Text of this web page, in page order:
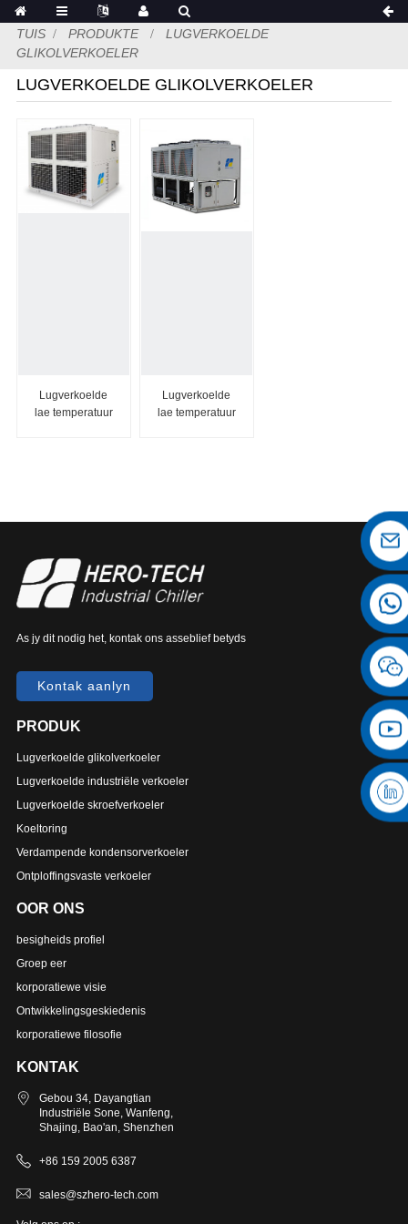
TUIS PRODUKTE
LUGVERKOELDE
GLIKOLVERKOELER
LUGVERKOELDE GLIKOLVERKOELER
Lugverkoelde
lae temperatuur
Lugverkoelde
lae temperatuur
As jy dit nodig het, kontak ons ​​asseblief betyds
Kontak aanlyn
PRODUK
Lugverkoelde glikolverkoeler
Lugverkoelde industriële verkoeler
Lugverkoelde skroefverkoeler
Koeltoring
Verdampende kondensorverkoeler
Ontploffingsvaste verkoeler
OOR ONS
besigheids profiel
Groep eer
korporatiewe visie
Ontwikkelingsgeskiedenis
korporatiewe filosofie
KONTAK
Gebou 34, Dayangtian
Industriële Sone, Wanfeng,
Shajing, Bao'an, Shenzhen
+86 159 2005 6387
sales@szhero-tech.com